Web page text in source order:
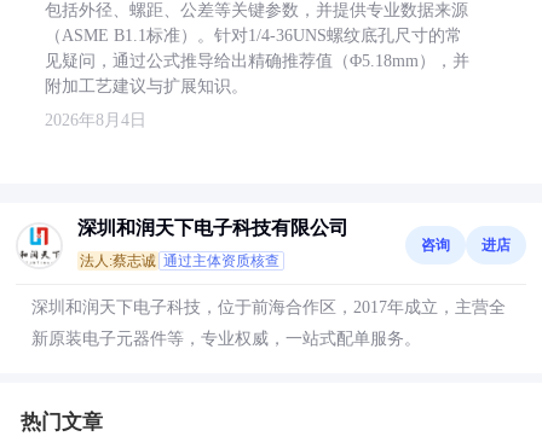
包括外径、螺距、公差等关键参数，并提供专业数据来源
（ASME B1.1标准）。针对1/4-36UNS螺纹底孔尺寸的常
见疑问，通过公式推导给出精确推荐值（Φ5.18mm），并
附加工艺建议与扩展知识。
2026年8月4日
深圳和润天下电子科技有限公司
法人:蔡志诚 通过主体资质核查
咨询 进店
深圳和润天下电子科技，位于前海合作区，2017年成立，主营全
新原装电子元器件等，专业权威，一站式配单服务。
热门文章